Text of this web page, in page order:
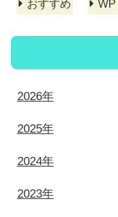
おすすめ WP
2026年
2025年
2024年
2023年